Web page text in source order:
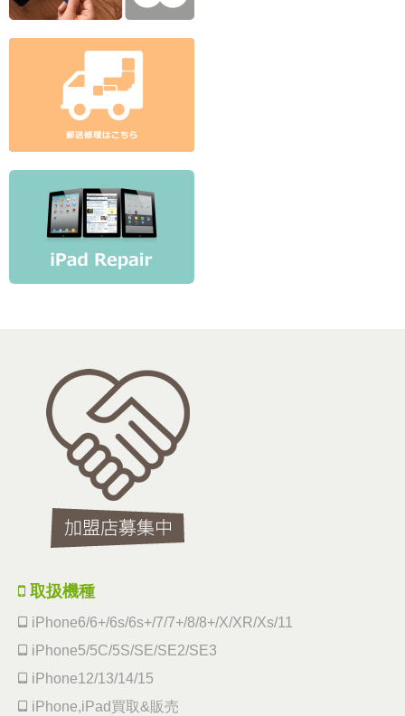
取扱機種
iPhone6/6+/6s/6s+/7/7+/8/8+/X/XR/Xs/11
iPhone5/5C/5S/SE/SE2/SE3
iPhone12/13/14/15
iPhone,iPad買取&販売